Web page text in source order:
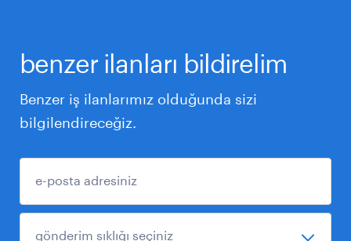
benzer ilanları bildirelim
Benzer iş ilanlarımız olduğunda sizi
bilgilendireceğiz.